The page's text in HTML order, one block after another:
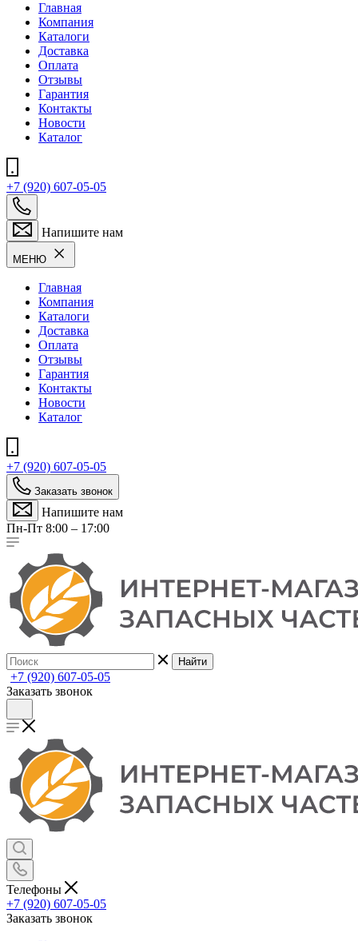
Главная
Компания
Каталоги
Доставка
Оплата
Отзывы
Гарантия
Контакты
Новости
Каталог
+7 (920) 607-05-05
Напишите нам
МЕНЮ
Главная
Компания
Каталоги
Доставка
Оплата
Отзывы
Гарантия
Контакты
Новости
Каталог
+7 (920) 607-05-05
Заказать звонок
Напишите нам
Пн-Пт 8:00 – 17:00
Найти
+7 (920) 607-05-05
Заказать звонок
Телефоны
+7 (920) 607-05-05
Заказать звонок